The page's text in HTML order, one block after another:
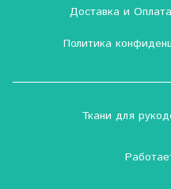
Доставка и Оплата
Политика
Ткани для